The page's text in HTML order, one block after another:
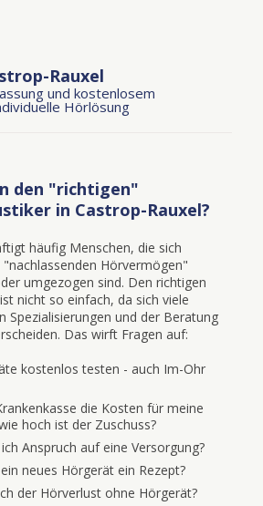
Rauxel
und kostenlosem
Hörlösung
den "richtigen"
in Castrop-Rauxel?
häufig Menschen, die sich
Hörvermögen"
umgezogen sind. Den richtigen
nicht so einfach, da sich viele
Spezialisierungen und der Beratung
Das wirft Fragen auf:
kostenlos testen - auch Im-Ohr
die Kosten für meine
hoch ist der Zuschuss?
Anspruch auf eine Versorgung?
neues Hörgerät ein Rezept?
der Hörverlust ohne Hörgerät?